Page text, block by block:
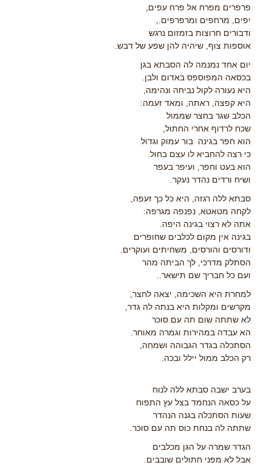
פרפרים מפרח אל פרח עפים,
יפים, מרחפים ומרפרפים.,
ודבורים חרוצות בזמזום נרגש
אוספות צוף, שיהיה להן שפע של דבש.
יום אחד נמנמה לה הסבתא בגן
בכסאה המפוספס באדום ולבן.
היא נעורה לקול נביחה ונהימה,
היא קפצה, ראתה, ומאד זעמה:
הכלב שגר בחצר שממול
שכח לרדוף אחרי החתול,
הוא חפר בגינה בור עמוק וגדול
כי רצה להחביא לו עצם בחול.
הוא בעט וחפר, ועיפר בעפר
ושיח ורדים נהדר נעקר.
סבתא ללה רגזה, היא כל כך זעפה,
לקחה מטאטא, נפנפה מגרפה:
אתה לא רצוי בגינה היפה.
בגינה אין מקום לכלבים שחופרים
ודורסים והורסים, משחיתים ועוקרים.
הסתלק מדרכי, לך הביתה מהר
ועם כל חבריך שם תישאר..
למחרת היא השכימה, יצאה לחצר,
מקרשים ומקלות היא בנתה לה גדר,
לא שתתה שום תה עם סוכר
הא עבדה במהירות וגמרה מאוחר.
הסתכלה בגדר הגבוהה ושמחה,
רק הכלב ממול יילל ובכה.
בערב ישבה סבתא ללה לנוח
על כסאה הנחמד בצל עץ התפוח
שעות הסתכלה בגנה הנהדר
שתתה לה בנחת כוס תה עם סוכר.
הגדר שמרה על הגן מכלבים
אבל לא מפני חתולים שובבים.